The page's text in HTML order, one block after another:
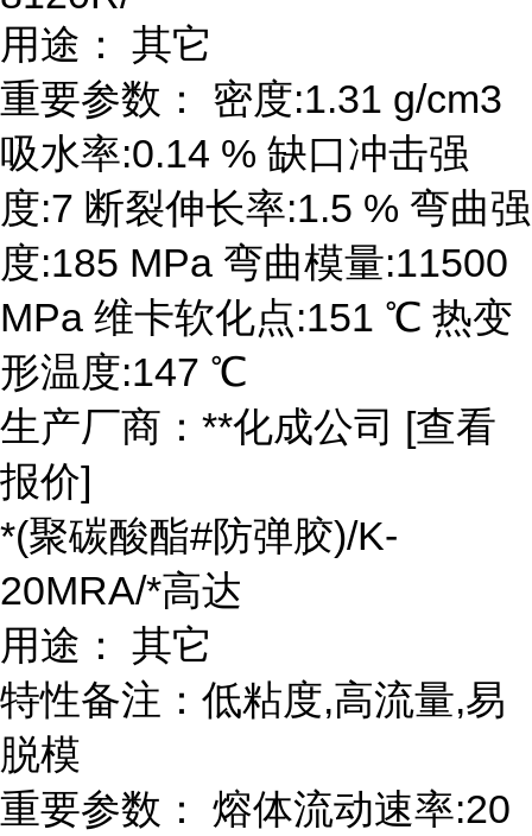
用途： 其它
重要参数： 密度:1.31 g/cm3
吸水率:0.14 % 缺口冲击强
度:7 断裂伸长率:1.5 % 弯曲强
度:185 MPa 弯曲模量:11500
MPa 维卡软化点:151 ℃ 热变
形温度:147 ℃
生产厂商：**化成公司 [查看
报价]
*(聚碳酸酯#防弹胶)/K-
20MRA/*高达
用途： 其它
特性备注：低粘度,高流量,易
脱模
重要参数： 熔体流动速率:20